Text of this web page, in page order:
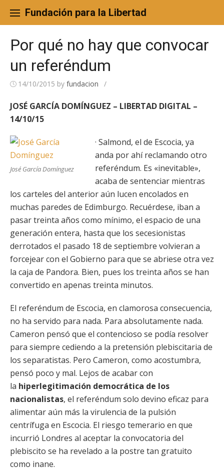
content
Fundación para la Libertad
Por qué no hay que convocar
un referéndum
14/10/2015 by fundacion /
JOSÉ GARCÍA DOMÍNGUEZ – LIBERTAD DIGITAL –
14/10/15
José García Domínguez
· Salmond, el de Escocia, ya
anda por ahí reclamando otro
referéndum. Es «inevitable»,
acaba de sentenciar mientras
los carteles del anterior aún lucen encolados en
muchas paredes de Edimburgo. Recuérdese, iban a
pasar treinta años como mínimo, el espacio de una
generación entera, hasta que los secesionistas
derrotados el pasado 18 de septiembre volvieran a
forcejear con el Gobierno para que se abriese otra vez
la caja de Pandora. Bien, pues los treinta años se han
convertido en apenas treinta minutos.
El referéndum de Escocia, en clamorosa consecuencia,
no ha servido para nada. Para absolutamente nada.
Cameron pensó que el contencioso se podía resolver
para siempre cediendo a la pretensión plebiscitaria de
los separatistas. Pero Cameron, como acostumbra,
pensó poco y mal. Lejos de acabar con
la hiperlegitimación democrática de los
nacionalistas, el referéndum solo devino eficaz para
alimentar aún más la virulencia de la pulsión
centrífuga en Escocia. El riesgo temerario en que
incurrió Londres al aceptar la convocatoria del
plebiscito se ha revelado a la postre tan gratuito
como inane.